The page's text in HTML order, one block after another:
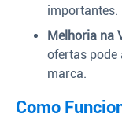
importantes.
Melhoria na
ofertas pode
marca.
Como